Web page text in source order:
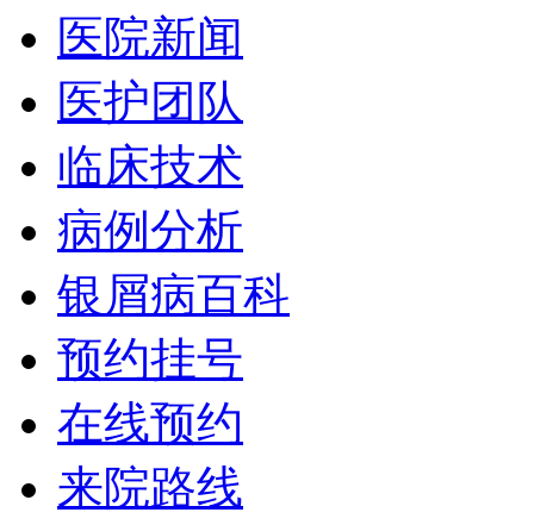
医院新闻
医护团队
临床技术
病例分析
银屑病百科
预约挂号
在线预约
来院路线